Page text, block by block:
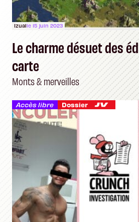
Izualle 15 juin 2023
Le charme désuet des
carte
Monts & merveilles
Accès libre Dossier